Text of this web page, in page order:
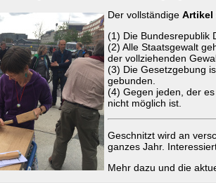
Der vollständige Artikel
(1) Die Bundesrepublik
(2) Alle Staatsgewalt
der vollziehenden
(3) Die Gesetzgebung
gebunden.
(4) Gegen jeden, der
nicht möglich ist.
Geschnitzt wird an
ganzes Jahr.
Mehr dazu und die